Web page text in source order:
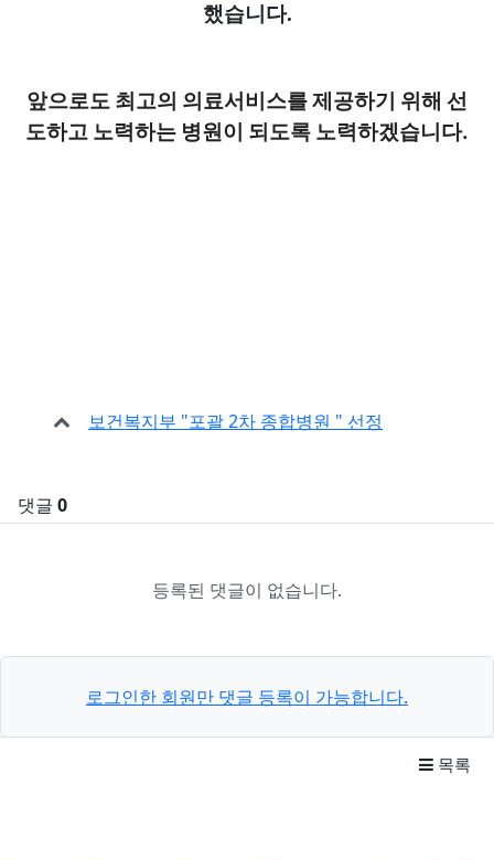
했습니다.
앞으로도 최고의 의료서비스를 제공하기 위해 선
도하고 노력하는 병원이 되도록 노력하겠습니다.
료
보건복지부 "포괄 2차 종합병원 " 선정
댓글 0
등록된 댓글이 없습니다.
로그인한 회원만 댓글 등록이 가능합니다.
목록